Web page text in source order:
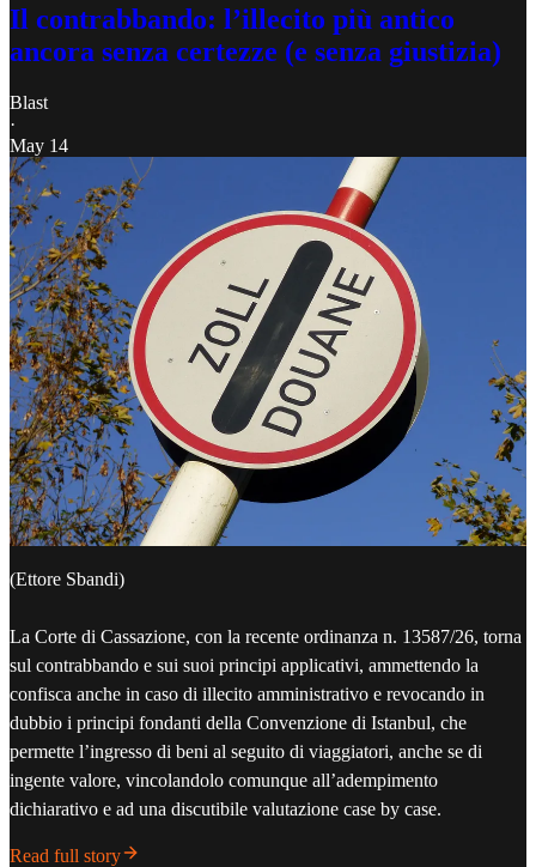
Il contrabbando: l’illecito più antico
ancora senza certezze (e senza giustizia)
Blast
·
May 14
(Ettore Sbandi)
La Corte di Cassazione, con la recente ordinanza n. 13587/26, torna
sul contrabbando e sui suoi principi applicativi, ammettendo la
confisca anche in caso di illecito amministrativo e revocando in
dubbio i principi fondanti della Convenzione di Istanbul, che
permette l’ingresso di beni al seguito di viaggiatori, anche se di
ingente valore, vincolandolo comunque all’adempimento
dichiarativo e ad una discutibile valutazione case by case.
Read full story